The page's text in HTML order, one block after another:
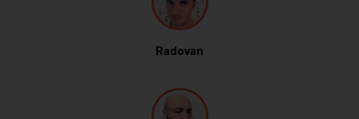
Radovan